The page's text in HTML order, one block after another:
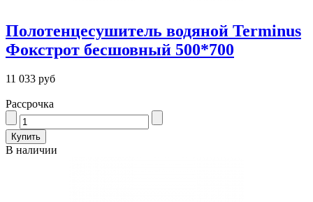
Полотенцесушитель водяной Terminus
Фокстрот бесшовный 500*700
11 033 руб
Рассрочка
В наличии